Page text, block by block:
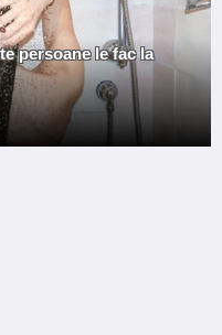
persoane le fac la